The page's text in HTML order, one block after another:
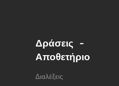
Δράσεις -
Αποθετήριο
Διαλέξεις